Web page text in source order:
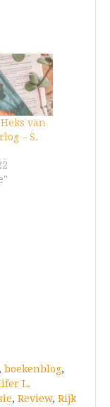
van
– S.
, boekenblog,
L.
, Review, Rijk